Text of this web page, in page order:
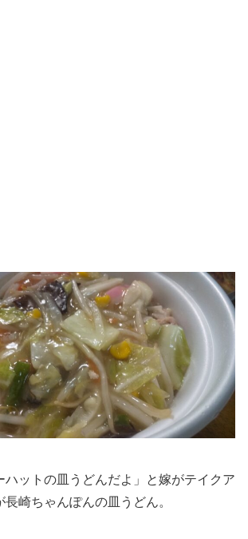
ハットの皿うどんだよ」と嫁がテイクア
崎ちゃんぽんの皿うどん。